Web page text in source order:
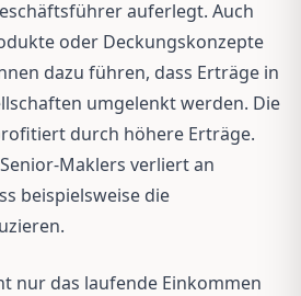
auferlegt. Auch
oder Deckungskonzepte
dazu führen, dass Erträge in
umgelenkt werden. Die
durch höhere Erträge.
Maklers verliert an
beispielsweise die
nur das laufende Einkommen